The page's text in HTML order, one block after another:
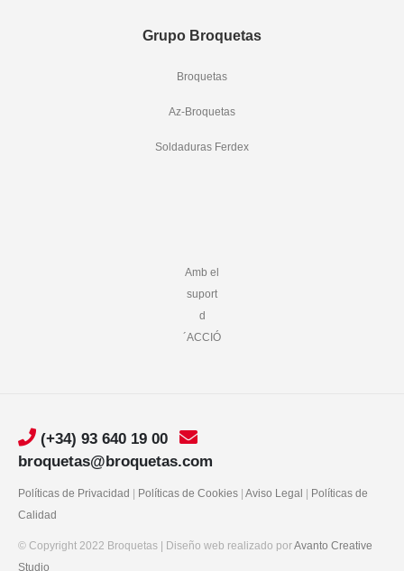
Grupo Broquetas
Broquetas
Az-Broquetas
Soldaduras Ferdex
Amb el
suport
d
´ACCIÓ
(+34) 93 640 19 00
broquetas@broquetas.com
Políticas de Privacidad | Políticas de Cookies | Aviso Legal | Políticas de
Calidad
© Copyright 2022 Broquetas | Diseño web realizado por Avanto Creative
Studio